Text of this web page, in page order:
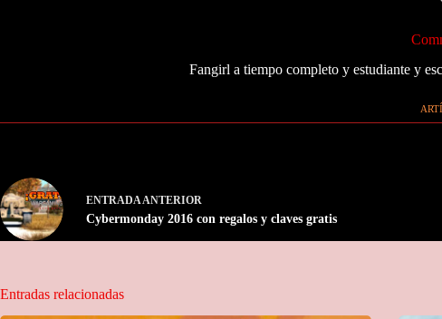
Fangirl a tiempo completo y estudiante y
ENTRADAANTERIOR
Cybermonday 2016 con regalos y claves gratis
Entradas relacionadas